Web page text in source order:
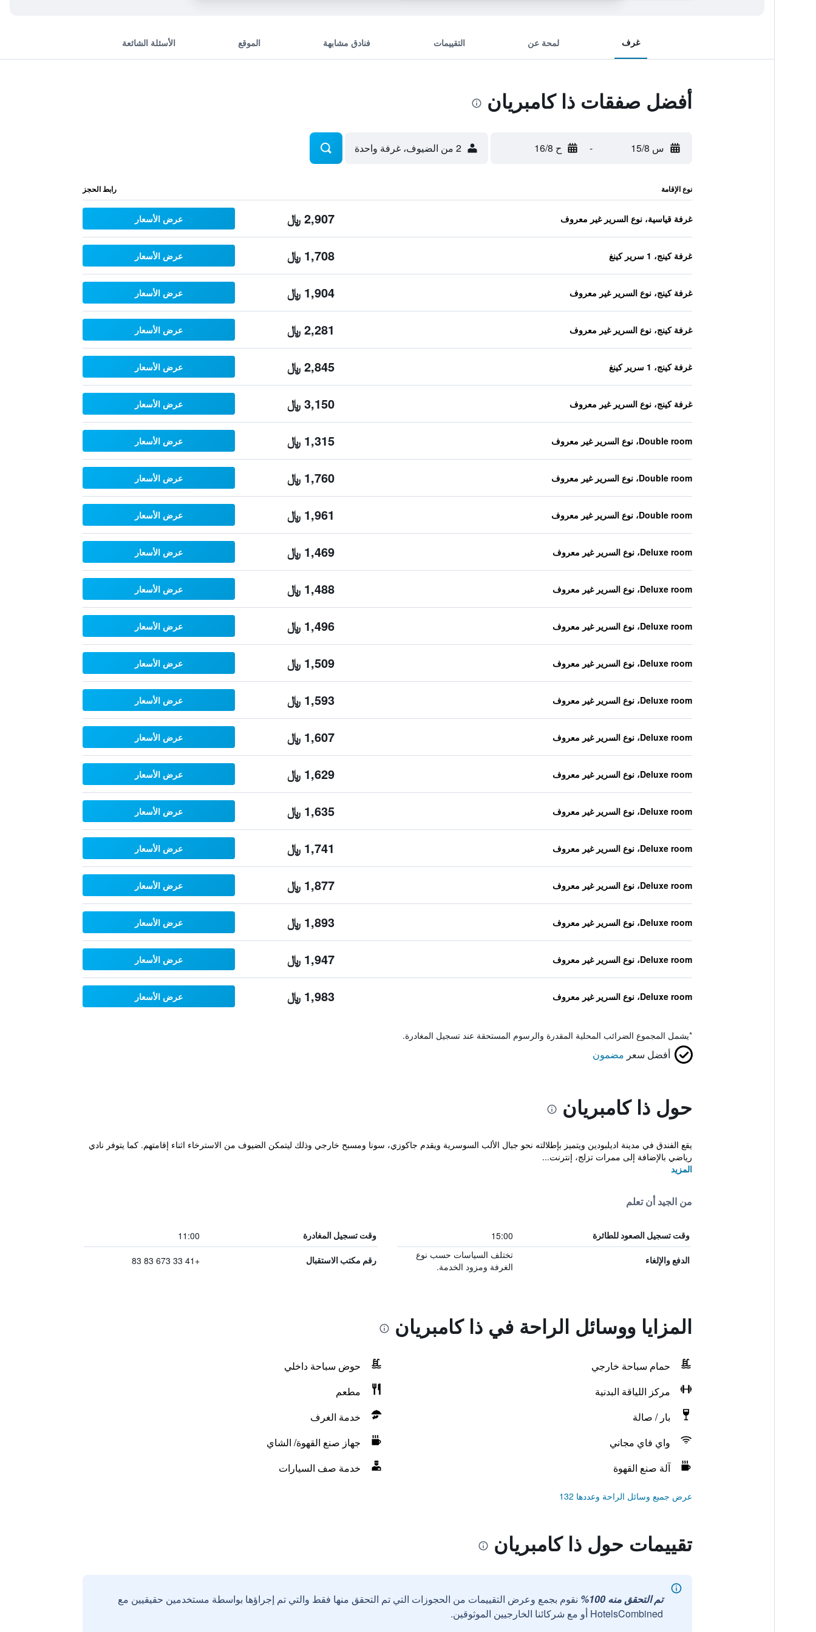
غرف لمحة عن التقييمات فنادق مشابهة الموقع الأسئلة الشائعة
أفضل صفقات ذا كامبريان
س 15/8 - ح 16/8 2 من الضيوف، غرفة واحدة
نوع الإقامة رابط الحجز
غرفة قياسية، نوع السرير غير معروف 2,907 ﷼ عرض الأسعار
غرفة كينج، 1 سرير كينغ 1,708 ﷼ عرض الأسعار
غرفة كينج، نوع السرير غير معروف 1,904 ﷼ عرض الأسعار
غرفة كينج، نوع السرير غير معروف 2,281 ﷼ عرض الأسعار
غرفة كينج، 1 سرير كينغ 2,845 ﷼ عرض الأسعار
غرفة كينج، نوع السرير غير معروف 3,150 ﷼ عرض الأسعار
Double room، نوع السرير غير معروف 1,315 ﷼ عرض الأسعار
Double room، نوع السرير غير معروف 1,760 ﷼ عرض الأسعار
Double room، نوع السرير غير معروف 1,961 ﷼ عرض الأسعار
Deluxe room، نوع السرير غير معروف 1,469 ﷼ عرض الأسعار
Deluxe room، نوع السرير غير معروف 1,488 ﷼ عرض الأسعار
Deluxe room، نوع السرير غير معروف 1,496 ﷼ عرض الأسعار
Deluxe room، نوع السرير غير معروف 1,509 ﷼ عرض الأسعار
Deluxe room، نوع السرير غير معروف 1,593 ﷼ عرض الأسعار
Deluxe room، نوع السرير غير معروف 1,607 ﷼ عرض الأسعار
Deluxe room، نوع السرير غير معروف 1,629 ﷼ عرض الأسعار
Deluxe room، نوع السرير غير معروف 1,635 ﷼ عرض الأسعار
Deluxe room، نوع السرير غير معروف 1,741 ﷼ عرض الأسعار
Deluxe room، نوع السرير غير معروف 1,877 ﷼ عرض الأسعار
Deluxe room، نوع السرير غير معروف 1,893 ﷼ عرض الأسعار
Deluxe room، نوع السرير غير معروف 1,947 ﷼ عرض الأسعار
Deluxe room، نوع السرير غير معروف 1,983 ﷼ عرض الأسعار
*يشمل المجموع الضرائب المحلية المقدرة والرسوم المستحقة عند تسجيل المغادرة.
أفضل سعر مضمون
حول ذا كامبريان
يقع الفندق في مدينة اديلبودين ويتميز بإطلالته نحو جبال الألب السوسرية ويقدم جاكوزي، سونا ومسبح خارجي وذلك ليتمكن الضيوف من الاسترخاء اثناء إقامتهم. كما يتوفر نادي
رياضي بالإضافة إلى ممرات تزلج، إنترنت...
المزيد
من الجيد أن تعلم
وقت تسجيل الصعود للطائرة 15:00 وقت تسجيل المغادرة 11:00
الدفع والإلغاء
تختلف السياسات حسب نوع
الغرفة ومزود الخدمة.
رقم مكتب الاستقبال +41 33 673 83 83
المزايا ووسائل الراحة في ذا كامبريان
حمام سباحة خارجي
حوض سباحة داخلي
مركز اللياقة البدنية
مطعم
بار / صالة
خدمة الغرف
واي فاي مجاني
جهاز صنع القهوة/ الشاي
آلة صنع القهوة
خدمة صف السيارات
عرض جميع وسائل الراحة وعددها 132
تقييمات حول ذا كامبريان
تم التحقق منه 100%
نقوم بجمع وعرض التقييمات من الحجوزات التي تم التحقق منها فقط والتي تم إجراؤها بواسطة مستخدمين حقيقيين مع
HotelsCombined أو مع شركائنا الخارجيين الموثوقين.